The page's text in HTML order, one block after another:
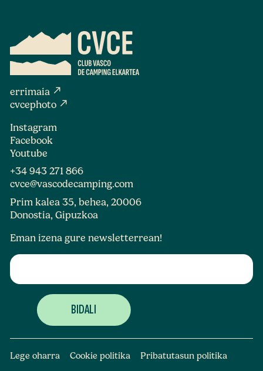
errimaia north_east
cvcephoto north_east
Instagram
Facebook
Youtube
+34 943 271 866
cvce@vascodecamping.com
Prim kalea 35, behea, 20006
Donostia, Gipuzkoa
Eman izena gure newsletterrean!
Lege oharra Cookie politika Pribatutasun politika